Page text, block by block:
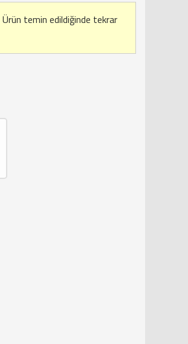
Ürün temin edildiğinde tekrar